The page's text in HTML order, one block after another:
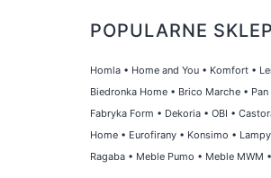
POPULARNE
Homla • Home and You • Komfort •
Biedronka Home • Brico Marche •
Fabryka Form • Dekoria • OBI •
Home • Eurofirany • Konsimo •
Ragaba • Meble Pumo • Meble MWM •